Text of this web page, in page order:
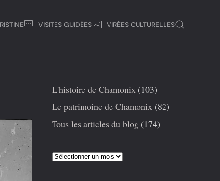
VISITES GUIDÉES VIRÉES CULTURELLES
L'histoire de Chamonix (103)
Le patrimoine de Chamonix (82)
Tous les articles du blog (174)
Articles